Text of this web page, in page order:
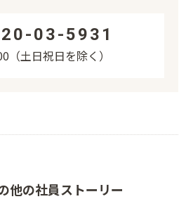
03-5931
（土日祝日を除く）
他の社員ストーリー